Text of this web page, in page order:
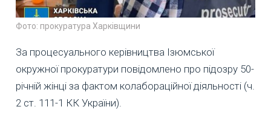
Фото: прокуратура Харківщини
За процесуального керівництва Ізюмської
окружної прокуратури повідомлено про підозру 50-
річній жінці за фактом колабораційної діяльності (ч.
2 ст. 111-1 КК України).